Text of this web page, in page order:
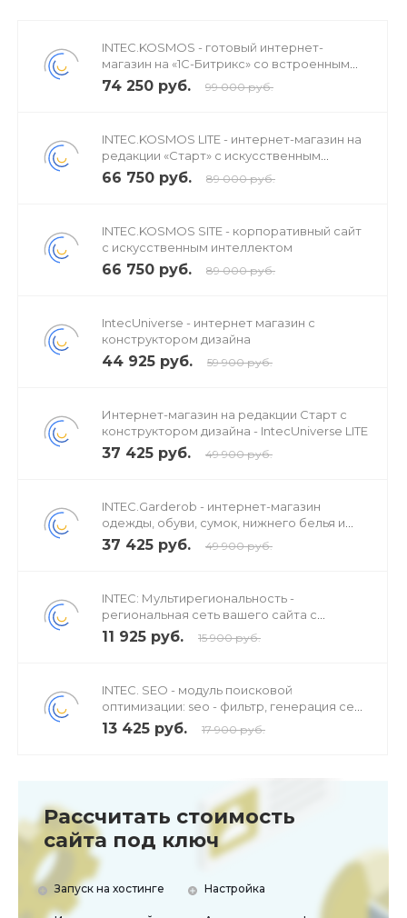
INTEC.KOSMOS - готовый интернет-
магазин на «1С-Битрикс» со встроенным
искусственным интеллектом
74 250 руб. 99 000 руб.
INTEC.KOSMOS LITE - интернет-магазин на
редакции «Старт» с искусственным
интеллектом
66 750 руб. 89 000 руб.
INTEC.KOSMOS SITE - корпоративный сайт
с искусственным интеллектом
66 750 руб. 89 000 руб.
IntecUniverse - интернет магазин с
конструктором дизайна
44 925 руб. 59 900 руб.
Интернет-магазин на редакции Старт с
конструктором дизайна - IntecUniverse LITE
37 425 руб. 49 900 руб.
INTEC.Garderob - интернет-магазин
одежды, обуви, сумок, нижнего белья и
аксессуаров
37 425 руб. 49 900 руб.
INTEC: Мультирегиональность -
региональная сеть вашего сайта с
продвижением в поисковиках
11 925 руб. 15 900 руб.
INTEC. SEO - модуль поисковой
оптимизации: seo - фильтр, генерация сео
- текстов, H1, мета-тегов
13 425 руб. 17 900 руб.
Рассчитать стоимость
сайта под ключ
Запуск на хостинге Настройка